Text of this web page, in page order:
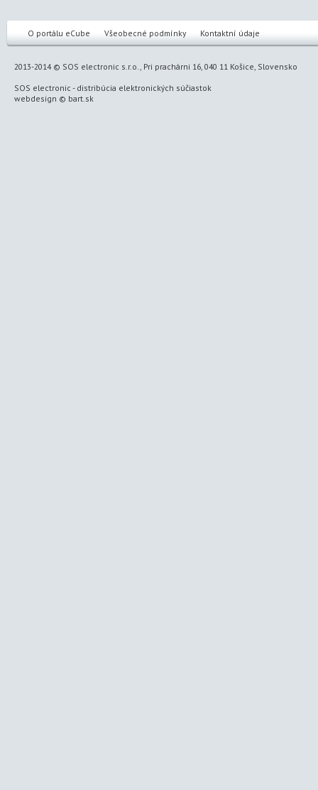
O portálu eCube Všeobecné podmínky Kontaktní údaje
2013-2014 © SOS electronic s.r.o., Pri prachárni 16, 040 11 Košice, Slovensko
SOS electronic - distribúcia elektronických súčiastok
webdesign © bart.sk